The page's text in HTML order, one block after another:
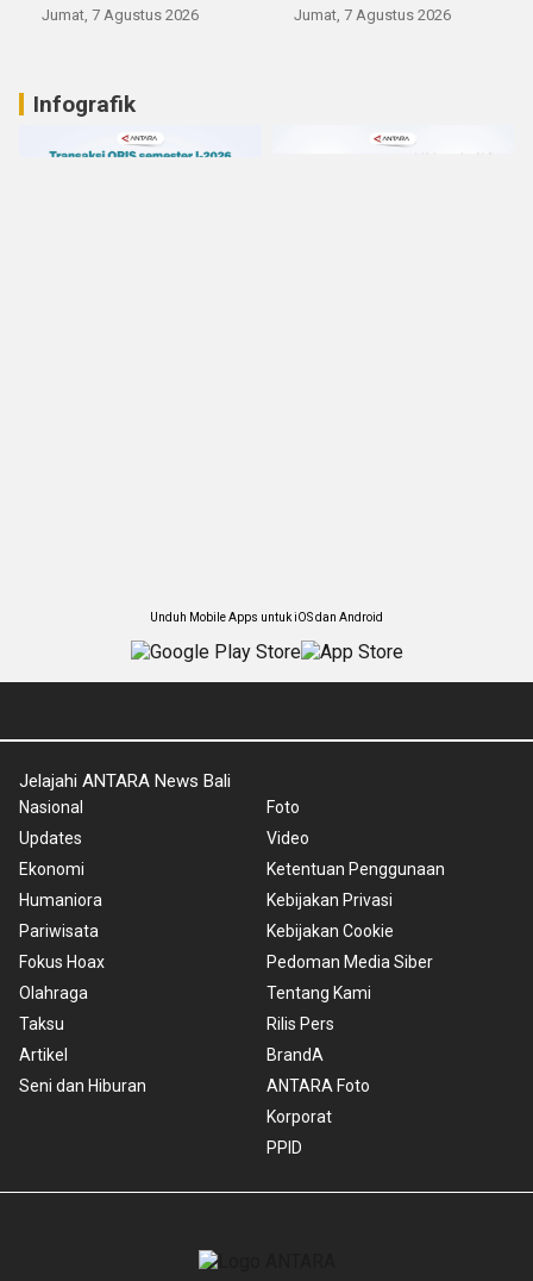
Jumat, 7 Agustus 2026 Jumat, 7 Agustus 2026
Infografik
Unduh Mobile Apps untuk iOS dan Android
Jelajahi ANTARA News Bali
Nasional
Updates
Ekonomi
Humaniora
Pariwisata
Fokus Hoax
Olahraga
Taksu
Artikel
Seni dan Hiburan
Foto
Video
Ketentuan Penggunaan
Kebijakan Privasi
Kebijakan Cookie
Pedoman Media Siber
Tentang Kami
Rilis Pers
BrandA
ANTARA Foto
Korporat
PPID